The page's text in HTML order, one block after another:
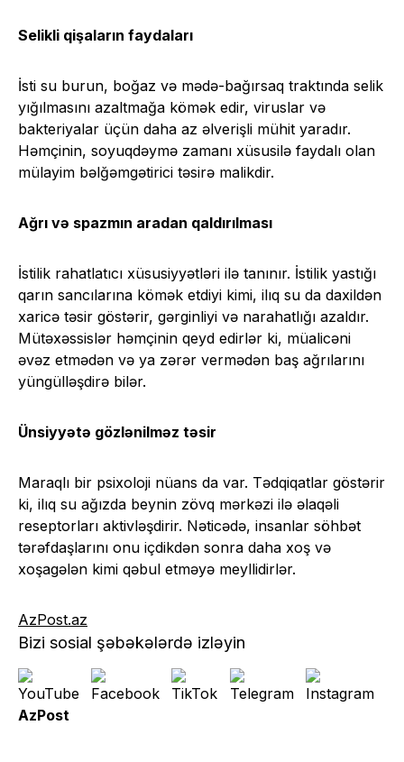
Selikli qişaların faydaları
İsti su burun, boğaz və mədə-bağırsaq traktında selik
yığılmasını azaltmağa kömək edir, viruslar və
bakteriyalar üçün daha az əlverişli mühit yaradır.
Həmçinin, soyuqdəymə zamanı xüsusilə faydalı olan
mülayim bəlğəmgətirici təsirə malikdir.
Ağrı və spazmın aradan qaldırılması
İstilik rahatlatıcı xüsusiyyətləri ilə tanınır. İstilik yastığı
qarın sancılarına kömək etdiyi kimi, ilıq su da daxildən
xaricə təsir göstərir, gərginliyi və narahatlığı azaldır.
Mütəxəssislər həmçinin qeyd edirlər ki, müalicəni
əvəz etmədən və ya zərər vermədən baş ağrılarını
yüngülləşdirə bilər.
Ünsiyyətə gözlənilməz təsir
Maraqlı bir psixoloji nüans da var. Tədqiqatlar göstərir
ki, ilıq su ağızda beynin zövq mərkəzi ilə əlaqəli
reseptorları aktivləşdirir. Nəticədə, insanlar söhbət
tərəfdaşlarını onu içdikdən sonra daha xoş və
xoşagələn kimi qəbul etməyə meyllidirlər.
AzPost.az
Bizi sosial şəbəkələrdə izləyin
AzPost